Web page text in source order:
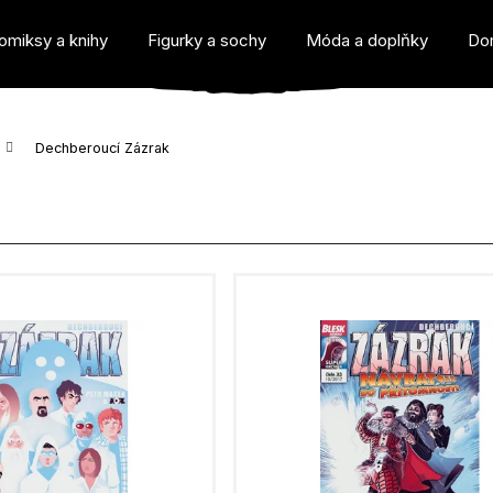
a knihy Figurky a sochy Móda a doplňky
Dechberoucí Zázrak
potřebujete najít?
Doporučujeme